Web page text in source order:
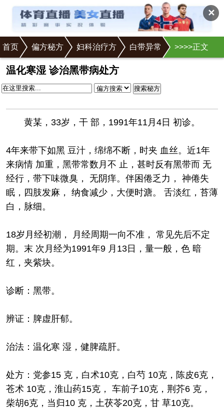
✕
首页 >
偏方秘方 >
妇科治疗方 >
白带异常 >正文
温化寒湿 诊治黑带病处方
搜索秘方
黄某，33岁，干 部，1991年11月4日 初诊。
4年来带下如黑 豆汁，绵绵不断，时夹 血丝。近1年
来病情 加重，黑带常数月不 止，甚时反有黑带而 无
经行，带下味微臭， 无阴痒。伴困倦乏力， 神倦失
眠，四肢发麻， 纳食减少，大便时溏。 舌淡红，苔薄
白，脉细。
18岁月经初潮， 月经周期一向不准， 常见先后不定
期。末 次月经为1991年9 月13日，量一般，色 暗
红，夹紫块。
诊断：黑带。
辨证：脾虚肝郁。
治法：温化寒 湿，健脾疏肝。
处方：党参15 克，白术10克，白芍 10克，陈皮6克，
苍术 10克，淮山药15克， 车前子10克，荆芥6 克，
柴胡6克，当归10 克，土茯苓20克，甘 草10克。